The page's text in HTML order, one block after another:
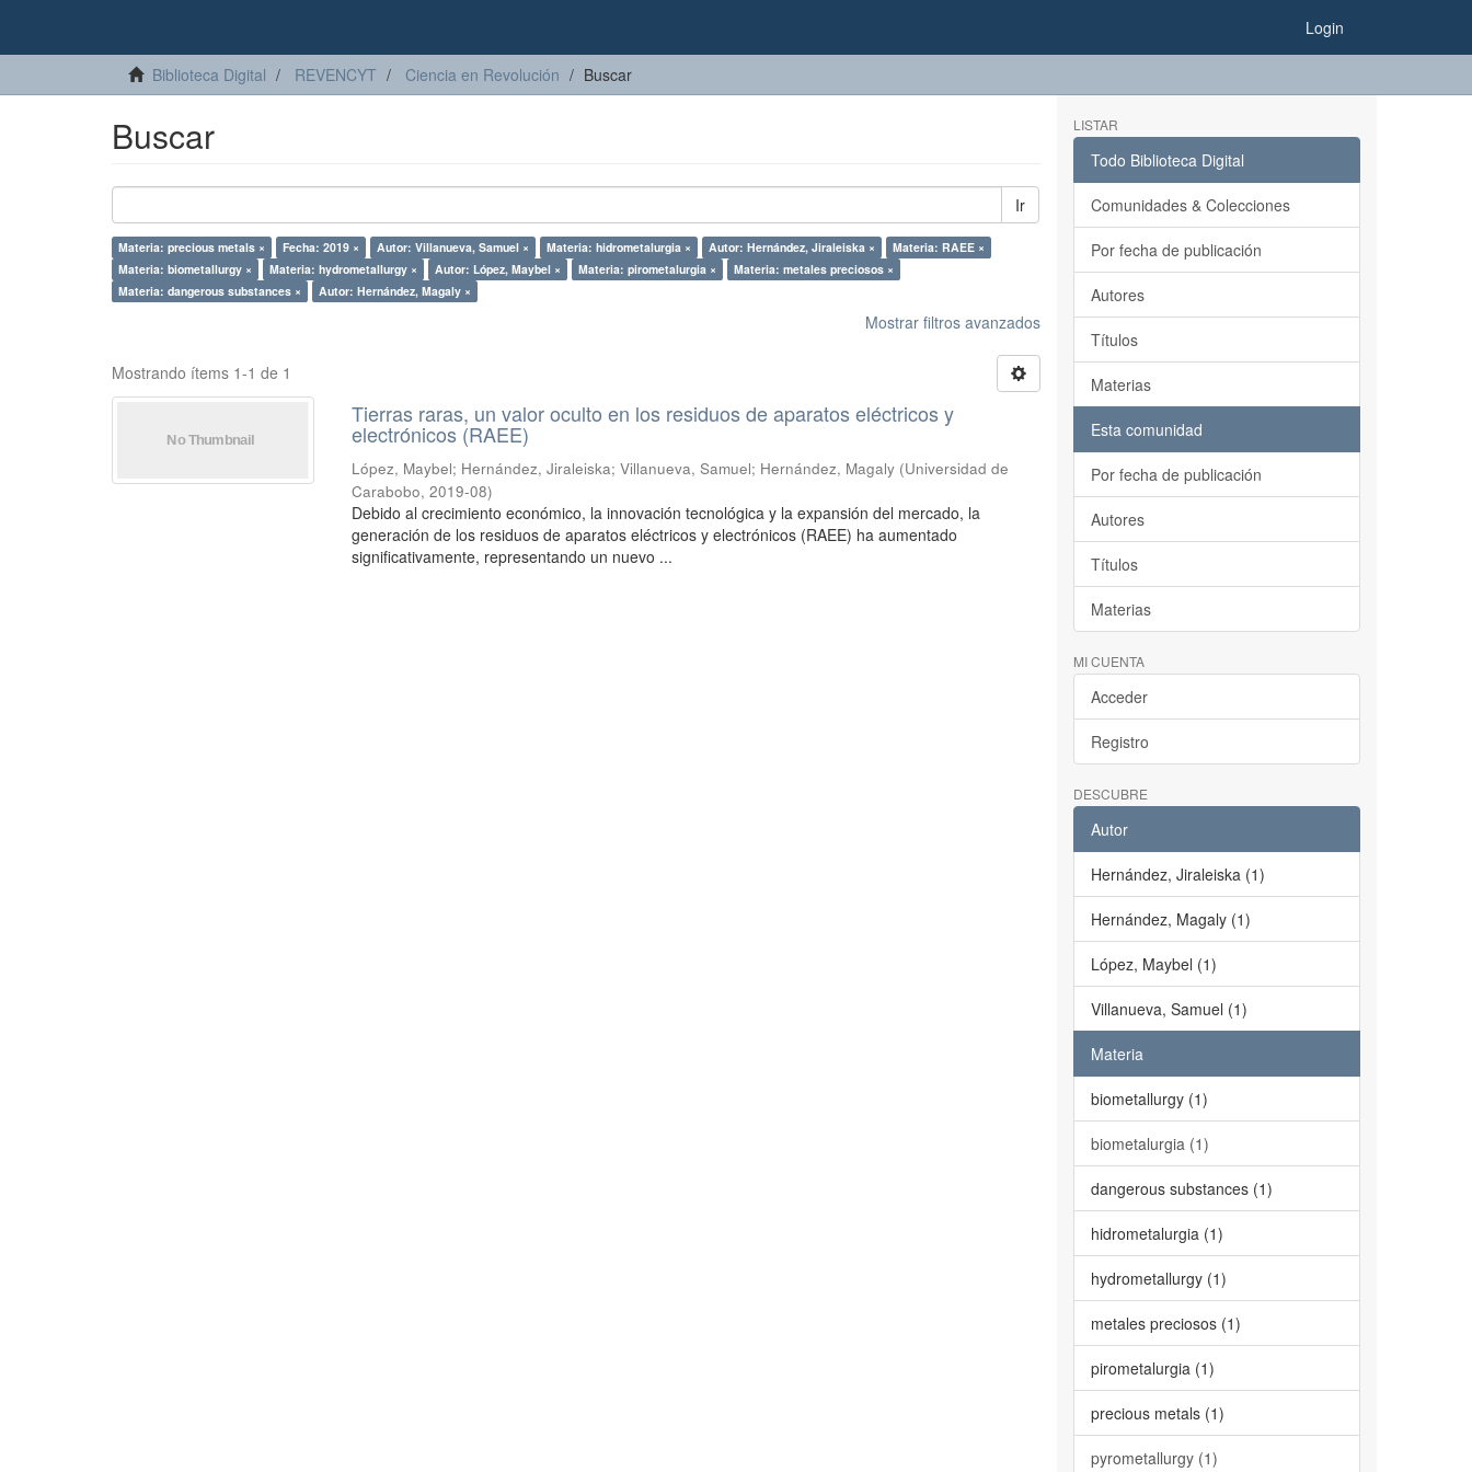
Login
Biblioteca Digital REVENCYT Ciencia en Revolución Buscar
Buscar
Ir
Materia: precious metals × Fecha: 2019 × Autor: Villanueva, Samuel × Materia: hidrometalurgia × Autor: Hernández, Jiraleiska ×
Materia: RAEE ×
Materia: biometallurgy ×
Materia: hydrometallurgy × Autor: López, Maybel × Materia: pirometalurgia ×
Materia: metales preciosos ×
Materia: dangerous substances ×
Autor: Hernández, Magaly ×
Mostrar filtros avanzados
Mostrando ítems 1-1 de 1
Tierras raras, un valor oculto en los residuos de aparatos eléctricos y
electrónicos (RAEE)
López, Maybel; Hernández, Jiraleiska;Villanueva, Samuel; Hernández, Magaly (Universidad de
Carabobo,2019-08)
Debido al crecimiento económico, la innovación tecnológica y la expansión del mercado, la
generación de los residuos de aparatos eléctricos y electrónicos (RAEE) ha aumentado
significativamente, representando un nuevo ...
LISTAR
Todo Biblioteca Digital
Comunidades & Colecciones
Por fecha de publicación
Autores
Títulos
Materias
Esta comunidad
Por fecha de publicación
Autores
Títulos
Materias
MI CUENTA
Acceder
Registro
DESCUBRE
Autor
Hernández, Jiraleiska (1)
Hernández, Magaly (1)
López, Maybel (1)
Villanueva, Samuel (1)
Materia
biometallurgy (1)
biometalurgia (1)
dangerous substances (1)
hidrometalurgia (1)
hydrometallurgy (1)
metales preciosos (1)
pirometalurgia (1)
precious metals (1)
pyrometallurgy (1)